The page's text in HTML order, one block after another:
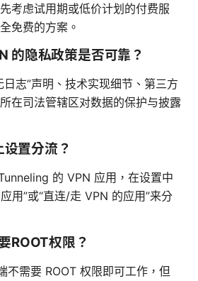
考虑试用期或低价计划的付费服
免费的方案。
的隐私政策是否可靠？
日志”声明、技术实现细节、第三方
在司法管辖区对数据的保护与披露
置分流？
的 VPN 应用，在设置中
用”或“直连/走 VPN 的应用”来分
ROOT权限？
不需要 ROOT 权限即可工作，但